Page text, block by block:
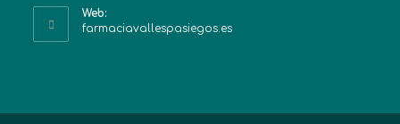
Web:
farmaciavallespasiegos.es